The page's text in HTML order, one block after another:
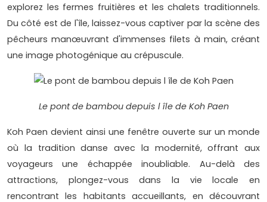
explorez les fermes fruitières et les chalets traditionnels.
Du côté est de l'île, laissez-vous captiver par la scène des
pêcheurs manœuvrant d'immenses filets à main, créant
une image photogénique au crépuscule.
Le pont de bambou depuis l île de Koh Paen
Koh Paen devient ainsi une fenêtre ouverte sur un monde
où la tradition danse avec la modernité, offrant aux
voyageurs une échappée inoubliable. Au-delà des
attractions, plongez-vous dans la vie locale en
rencontrant les habitants accueillants, en découvrant